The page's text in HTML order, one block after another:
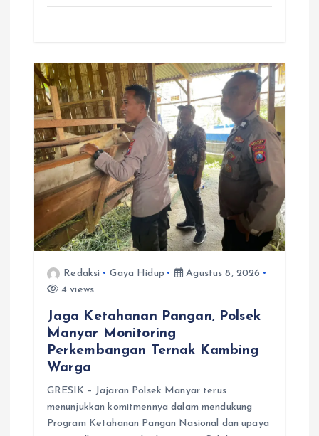
Redaksi Gaya Hidup
Agustus 8, 2026
4 views
Jaga Ketahanan Pangan, Polsek
Manyar Monitoring
Perkembangan Ternak Kambing
Warga
GRESIK – Jajaran Polsek Manyar terus
menunjukkan komitmennya dalam mendukung
Program Ketahanan Pangan Nasional dan upaya